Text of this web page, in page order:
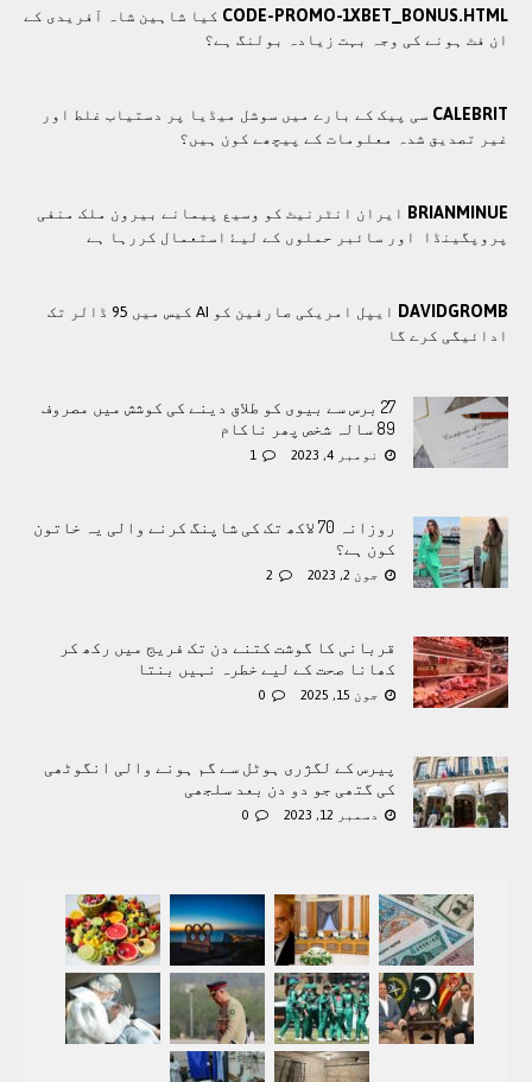
CODE-PROMO-1XBET_BONUS.HTML کیا شاہین شاہ آفریدی کے
ان فٹ ہونے کی وجہ بہت زیادہ بولنگ ہے؟
CALEBRIT سی پیک کے بارے میں سوشل میڈیا پر دستیاب غلط اور
غیر تصدیق شدہ معلومات کے پیچھے کون ہیں؟
BRIANMINUE ايران انٹرنيٹ کو وسيع پيمانے بيرون ملک منفی
پروپگينڈا اور سائبر حملوں کے ليۓ استعمال کررہا ہے
DAVIDGROMB
ایپل امریکی صارفین کو AI کیس میں 95 ڈالر تک
ادائیگی کرے گا
27 برس سے بیوی کو طلاق دینے کی کوشش میں مصروف
89 سالہ شخص پھر ناکام
نومبر 4, 2023 1
روزانہ 70 لاکھ تک کی شاپنگ کرنے والی یہ خاتون
کون ہے؟
جون 2, 2023 2
قربانی کا گوشت کتنے دن تک فریج میں رکھ کر
کھانا صحت کے لیے خطرہ نہیں بنتا
جون 15, 2025 0
پیرس کے لگژری ہوٹل سے گم ہونے والی انگوٹھی
کی گتھی جو دو دن بعد سلجھی
دسمبر 12, 2023 0